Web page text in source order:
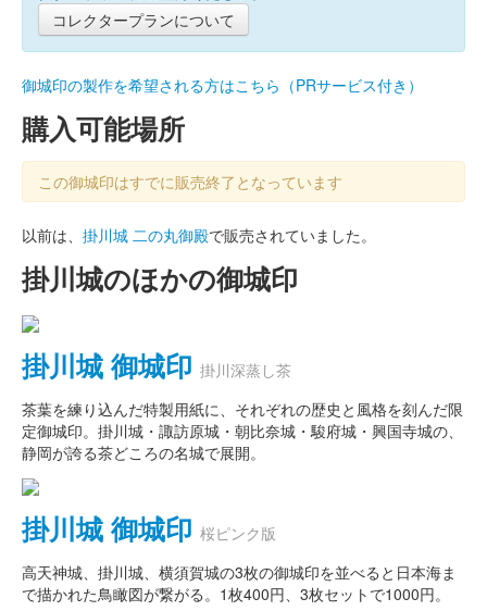
コレクタープランについて
御城印の製作を希望される方はこちら（PRサービス付き）
購入可能場所
この御城印はすでに販売終了となっています
以前は、 掛川城 二の丸御殿で販売されていました。
掛川城のほかの御城印
掛川城 御城印 掛川深蒸し茶
茶葉を練り込んだ特製用紙に、それぞれの歴史と風格を刻んだ限
定御城印。掛川城・諏訪原城・朝比奈城・駿府城・興国寺城の、
静岡が誇る茶どころの名城で展開。
掛川城 御城印 桜ピンク版
高天神城、掛川城、横須賀城の3枚の御城印を並べると日本海ま
で描かれた鳥瞰図が繋がる。1枚400円、3枚セットで1000円。